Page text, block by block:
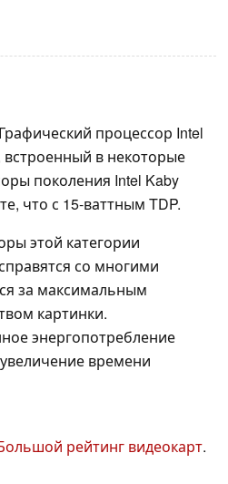
процессор Intel
встроенный в некоторые
поколения Intel Kaby
что с 15-ваттным TDP.
этой категории
со многими
за максимальным
картинки.
энергопотребление
времени
рейтинг видеокарт.